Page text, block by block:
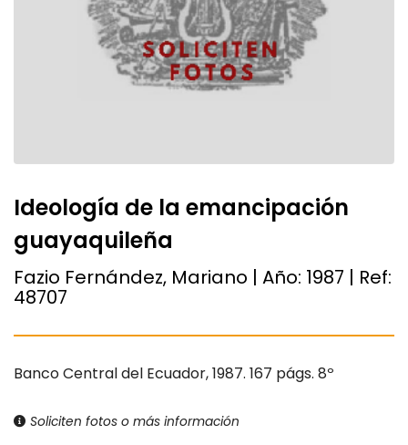
Ideología de la emancipación
guayaquileña
Fazio Fernández, Mariano | Año: 1987 | Ref:
48707
Banco Central del Ecuador, 1987. 167 págs. 8º
Soliciten fotos o más información